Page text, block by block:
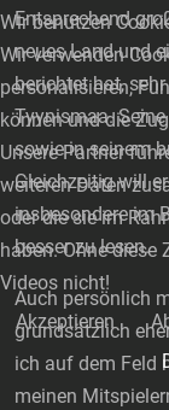
Entsprechend
neues Land und
berichtet hat,
Tyynismaa.
sowie in seinem
Gleichzeitig will
insbesondere im
besser zu lesen.
Auch persönlich
grundsätzlich
ich auf dem Feld
meinen
Wir benutzen
Wir verwenden
personalisieren,
können und die
Unsere Partner
weiteren Daten
oder die sie im
haben. Ohne diese
Videos nicht!
Akzeptieren